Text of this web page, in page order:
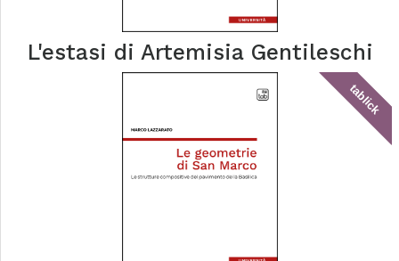
L'estasi di Artemisia Gentileschi
tablick